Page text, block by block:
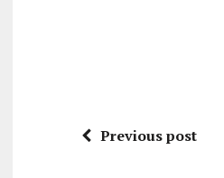
Previous post